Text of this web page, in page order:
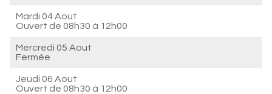
Mardi 04 Aout
Ouvert de 08h30 à 12h00
Mercredi 05 Aout
Fermée
Jeudi 06 Aout
Ouvert de 08h30 à 12h00